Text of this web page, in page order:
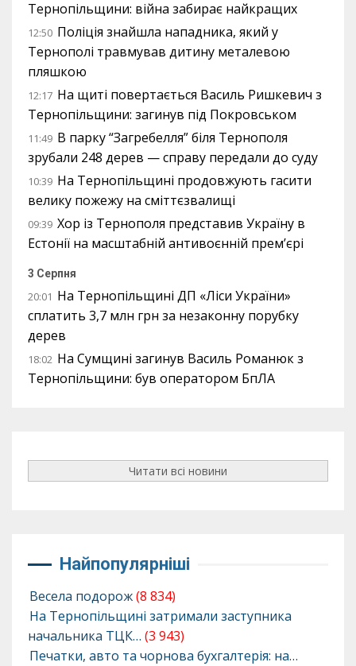
Тернопільщини: війна забирає найкращих
12:50 Поліція знайшла нападника, який у
Тернополі травмував дитину металевою
пляшкою
12:17 На щиті повертається Василь Ришкевич з
Тернопільщини: загинув під Покровськом
11:49 В парку “Загребелля” біля Тернополя
зрубали 248 дерев — справу передали до суду
10:39 На Тернопільщині продовжують гасити
велику пожежу на сміттєзвалищі
09:39 Хор із Тернополя представив Україну в
Естонії на масштабній антивоєнній прем’єрі
3 Серпня
20:01 На Тернопільщині ДП «Ліси України»
сплатить 3,7 млн грн за незаконну порубку
дерев
18:02 На Сумщині загинув Василь Романюк з
Тернопільщини: був оператором БпЛА
Читати всі новини
Найпопулярніші
Весела подорож(8 834)
На Тернопільщині затримали заступника
начальника ТЦК… (3 943)
Печатки, авто та чорнова бухгалтерія: на…